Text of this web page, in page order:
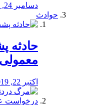
دسامبر 24, 2019
حوادث
️حادثه
معمولی
اکتبر 22, 2019